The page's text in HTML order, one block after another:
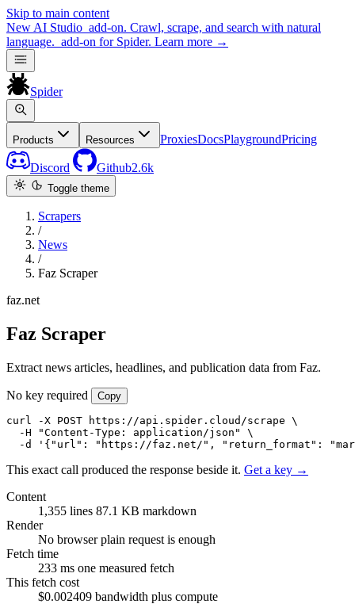
Skip to main content
New AI Studio add-on. Crawl, scrape, and search with natural
language. add-on for Spider. Learn more →
Spider
Products Resources ProxiesDocsPlaygroundPricing
Discord Github2.6k
Toggle theme
Scrapers
/
News
/
Faz Scraper
faz.net
Faz Scraper
Extract news articles, headlines, and publication data from Faz.
No key required Copy
curl -X POST https://api.spider.cloud/scrape \
  -H "Content-Type: application/json" \
-d '{"url": "https://faz.net/", "return_format":
This exact call produced the response beside it. Get a key →
Content
1,355 lines 87.1 KB markdown
Render
No browserplain request is enough
Fetch time
233 ms one measured fetch
This fetch cost
$0.002409 bandwidth plus compute